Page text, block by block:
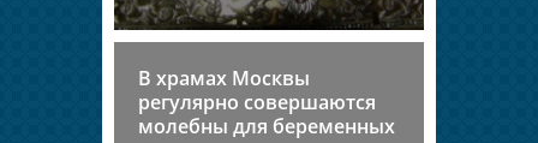
В храмах Москвы
регулярно совершаются
молебны для беременных